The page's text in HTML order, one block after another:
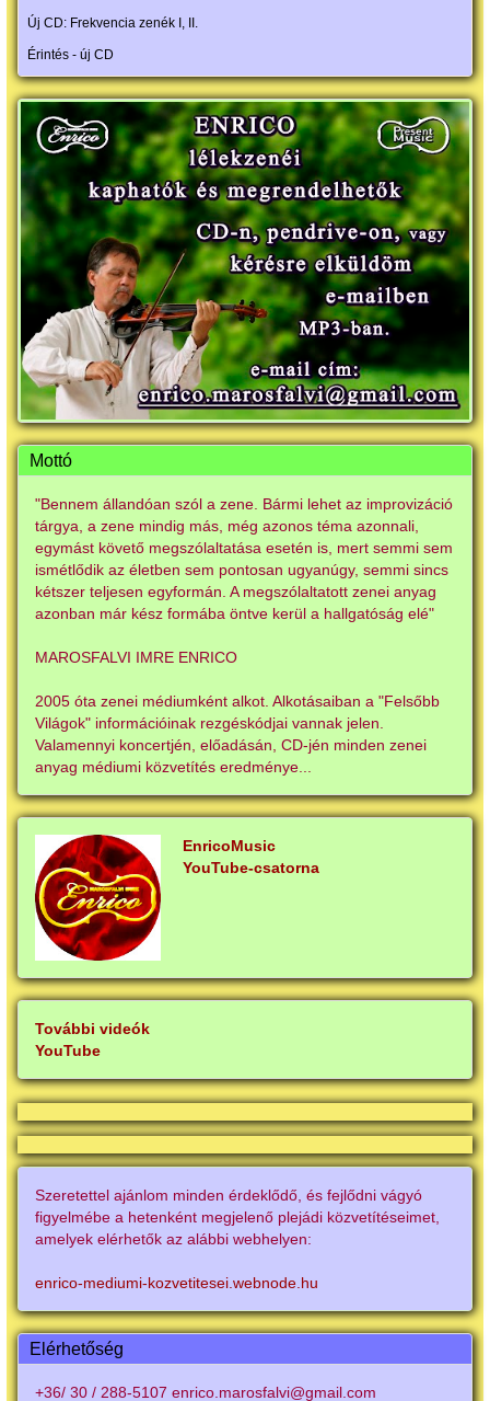
Új CD: Frekvencia zenék I, II.
Érintés - új CD
Mottó
"Bennem állandóan szól a zene. Bármi lehet az improvizáció
tárgya, a zene mindig más, még azonos téma azonnali,
egymást követő megszólaltatása esetén is, mert semmi sem
ismétlődik az életben sem pontosan ugyanúgy, semmi sincs
kétszer teljesen egyformán. A megszólaltatott zenei anyag
azonban már kész formába öntve kerül a hallgatóság elé"
MAROSFALVI IMRE ENRICO
2005 óta zenei médiumként alkot. Alkotásaiban a "Felsőbb
Világok" információinak rezgéskódjai vannak jelen.
Valamennyi koncertjén, előadásán, CD-jén minden zenei
anyag médiumi közvetítés eredménye...
EnricoMusic
YouTube-csatorna
További videók
YouTube
Szeretettel ajánlom minden érdeklődő, és fejlődni vágyó
figyelmébe a hetenként megjelenő plejádi közvetítéseimet,
amelyek elérhetők az alábbi webhelyen:
enrico-mediumi-kozvetitesei.webnode.hu
Elérhetőség
+36/ 30 / 288-5107 enrico.marosfalvi@gmail.com